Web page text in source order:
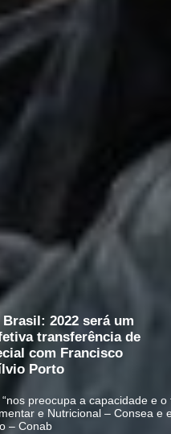
2022 será um
transferência de
com Francisco
Porto
preocupa a capacidade e
e Nutricional – Consea e
– Conab